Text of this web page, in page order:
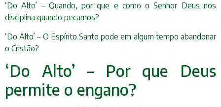
‘Do Alto’ – Quando, por que e como o Senhor Deus nos
disciplina quando pecamos?
‘Do Alto’ – O Espírito Santo pode em algum tempo abandonar
o Cristão?
‘Do Alto’ – Por que Deus
permite o engano?